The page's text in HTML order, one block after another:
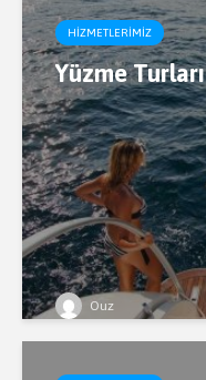
HIZMETLERIMIZ
Yüzme Turları
Ouz